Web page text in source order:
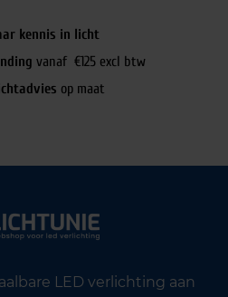
kennis in licht
vanaf €125 excl btw
op maat
LED verlichting aan